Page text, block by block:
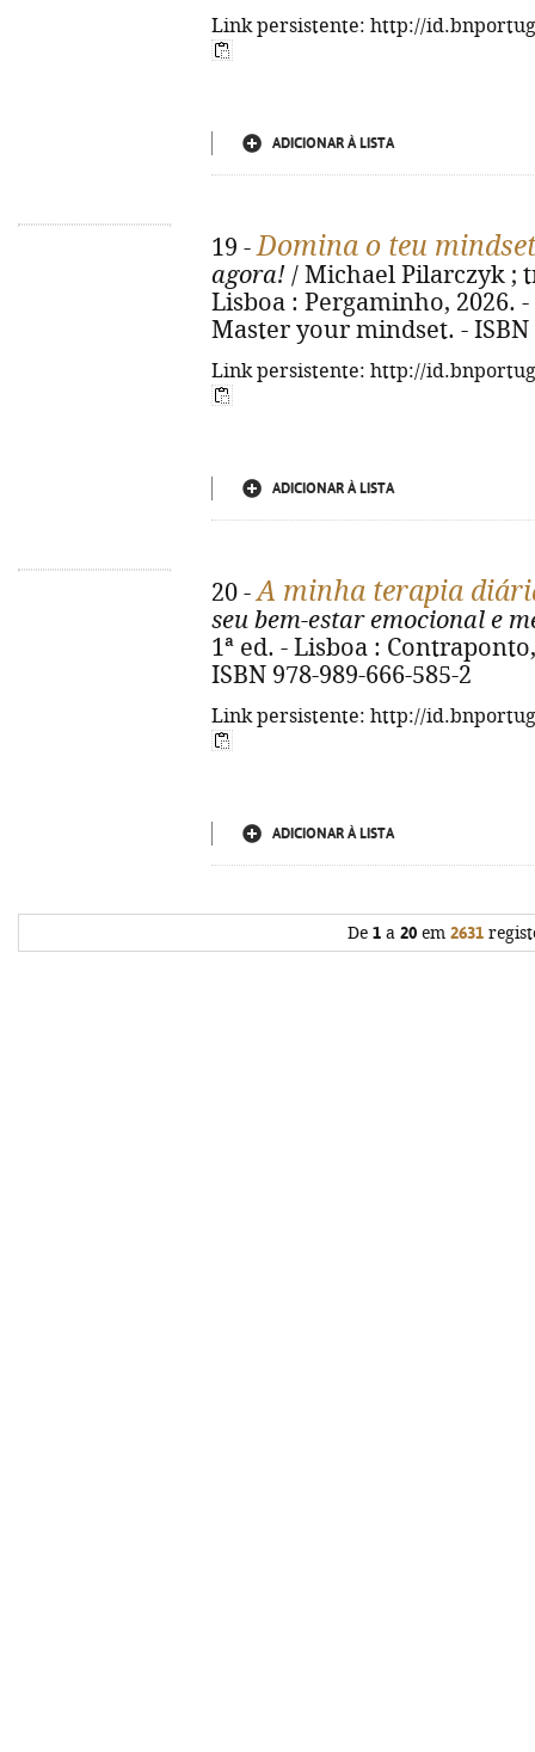
Link persistente: http://
ADICIONAR À LISTA
19 -Domina o teu mindset
agora! / Michael Pilarczyk ;
Lisboa : Pergaminho, 2026.
Master your mindset. - ISBN
Link persistente: http://
ADICIONAR À LISTA
20 -A minha terapia
seu bem-estar emocional e
1ª ed. - Lisboa :
ISBN 978-989-666-585-2
Link persistente: http://
ADICIONAR À LISTA
De 1a 20em 2631